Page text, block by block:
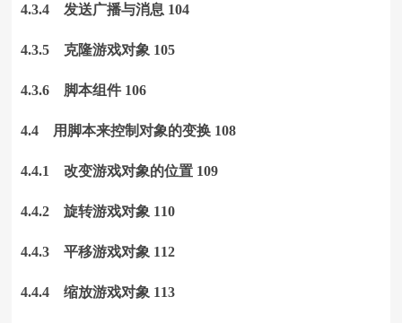
4.3.4 发送广播与消息 104
4.3.5 克隆游戏对象 105
4.3.6 脚本组件 106
4.4 用脚本来控制对象的变换 108
4.4.1 改变游戏对象的位置 109
4.4.2 旋转游戏对象 110
4.4.3 平移游戏对象 112
4.4.4 缩放游戏对象 113